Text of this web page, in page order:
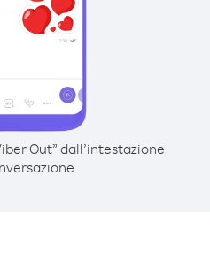
Out” dall’intestazione